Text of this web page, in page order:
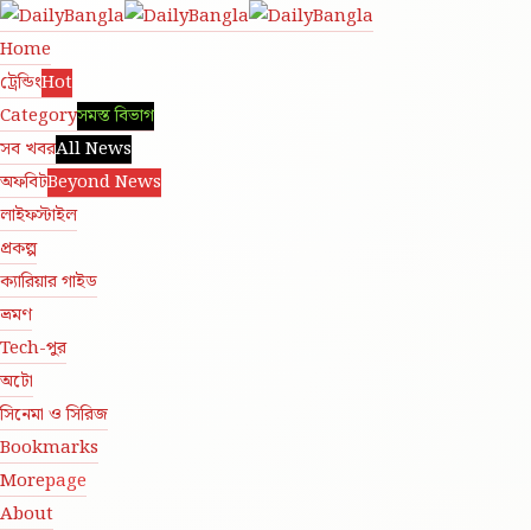
Home
ট্রেন্ডিংHot
Categoryসমস্ত বিভাগ
সব খবরAll News
অফবিটBeyond News
লাইফস্টাইল
প্রকল্প
ক্যারিয়ার গাইড
ভ্রমণ
Tech-পুর
অটো
সিনেমা ও সিরিজ
Bookmarks
Morepage
About